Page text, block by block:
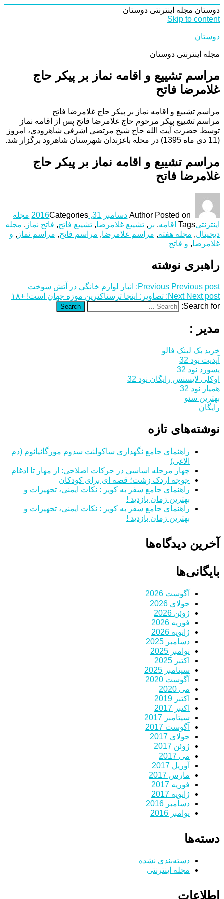
دوستان مجله اینترنتی دوستان
Skip to content
دوستان
مجله اینترنتی دوستان
مراسم تشییع و اقامه نماز بر پیکر حاج
غلامرضا فاتح
مراسم تشییع و اقامه نماز بر پیکر حاج غلامرضا فاتح
مراسم تشییع پیکر مرحوم حاج غلامرضا فاتح پس از اقامه نماز
توسط حضرت آیت الله حاج شیخ مرتضی اشرفی شاهرودی، امروز
(11 دی ماه 1395) در محله باغزندان شهرستان شاهرود برگزار شد.
مراسم تشییع و اقامه نماز بر پیکر حاج
غلامرضا فاتح
Author Posted on دسامبر 31, 2016 Categories
مجله
اینترنتیTags اقامه, بر , تشییع غلامرضا, تشییع فاتح, فاتح نماز , مجله
دیجیتال, مجله هفته, مراسم غلامرضا, مراسم فاتح, مراسم نماز , و
غلامرضا, و فاتح
راهبری نوشته
Previous Previous post:
انبار لوازم خانگی در آتش سوخت
Next Next post:
تصاویر: اینجا ترسناکترین موزه جهان است! +۱۸
Search for:
Search
مدیر :
خرید بک لینک فالو
آپدیت نود 32
پسورد نود 32
اوکلی لایسنس رایگان نود 32
همیار نود 32
بهترین سئو
رایگان
نوشته‌های تازه
راهنمای جامع نگهداری ساکولنت سدوم مورگانیانوم (دم
الاغی)
چهار مرحله اساسی در حرکات اصلاحی: از مهار تا ادغام
جوجه اردک زشت؛ قصه ای برای کودکان
راهنمای جامع سفر به کویر : نکات ایمنی، تجهیزات و
بهترین زمان بازدید !
راهنمای جامع سفر به کویر : نکات ایمنی، تجهیزات و
بهترین زمان بازدید !
آخرین دیدگاه‌ها
بایگانی‌ها
آگوست 2026
جولای 2026
ژوئن 2026
فوریه 2026
ژانویه 2026
دسامبر 2025
نوامبر 2025
اکتبر 2025
سپتامبر 2025
آگوست 2020
می 2020
اکتبر 2019
اکتبر 2017
سپتامبر 2017
آگوست 2017
جولای 2017
ژوئن 2017
می 2017
آوریل 2017
مارس 2017
فوریه 2017
ژانویه 2017
دسامبر 2016
نوامبر 2016
دسته‌ها
دسته‌بندی نشده
مجله اینترنتی
اطلاعات